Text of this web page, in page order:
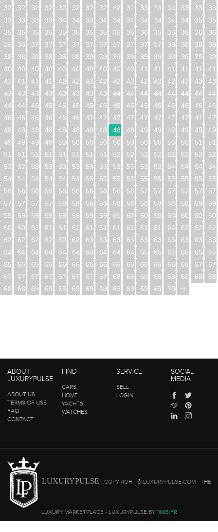
320
321 322 323 324 325 326 327 328 329 330 331 332 333 334
336
337 338 339 340 341 342 343 344 345 346 347 348 349 350
352
353 354 355 356 357 358 359 360 361 362 363 364 365 366
368
369 370 371 372 373 374 375 376 377 378 379 380 381 382
384
385 386 387 388 389 390 391 392 393 394 395 396 397 398
400
401 402 403 404 405 406 407 408 409 410 411 412 413 414
416
417 418 419 420 421 422 423 424 425 426 427 428 429 430
432
433 434 435 436 437 438 439 440 441 442 443 444 445 446
448
449 450 451 452 453 454 455 456 457 458 459 460 461 462
464
465 466 467 468 469 470 471 472 473 474 475 476 477 478
480
481 482 483 484 485 486 487 488 489 490 491 492 493 494
496
497 498 499 500 501 502 503 504 505 506 507 508 509 510
512
513 514 515 516 517 518 519 520 521 522 523 524 525 526
528
529 530 531 532 533 534 535 536 537 538 539 540 541 542
544
545 546 547 548 549 550 551 552 553 554 555 556 557 558
560
561 562 563 564 565 566 567 568 569 570 571 572 573 574
576
577 578 579 580 581 582 583 584 585 586 587 588 589 590
592
593 594 595 596 597 598 599 600 601 602 603 604 605 606
608
609 610 611 612 613 614 615 616 617 618 619 620 621 622
624
625 626 627 628 629 630 631 632 633 634 635 636 637 638
640
641 642 643 644 645 646 647 648 649 650 651 652 653 654
656
657 658 659 660 661 662 663 664 665 666 667 668 669 670
672
673 674 675 676 677 678 679 680 681 682 683 684 685 686
688
689 690 691 692 693 694 695 696 697 698 699 700
ABOUT
LUXURYPULSE
ABOUT US
TERMS OF USE
FAQ
CONTACT
FIND
CARS
HOME
YACHTS
WATCHES
SERVICE
SELL
LOGIN
SOCIAL
MEDIA
LUXURYPULSE - COPYRIGHT © LUXURYPULSE.COM - THE
LUXURY MARKETPLACE - LUXURYPULSE BY 1665.FR